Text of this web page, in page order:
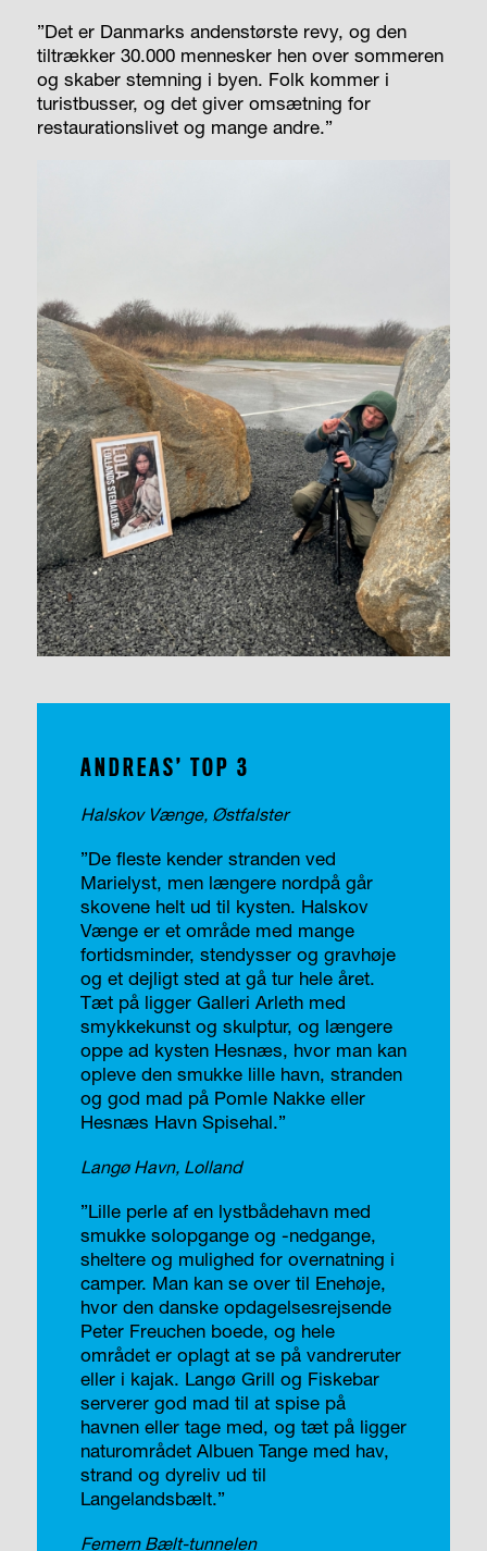
”Det er Danmarks andenstørste revy, og den
tiltrækker 30.000 mennesker hen over sommeren
og skaber stemning i byen. Folk kommer i
turistbusser, og det giver omsætning for
restaurationslivet og mange andre.”
ANDREAS’ TOP 3
Halskov Vænge, Østfalster
”De fleste kender stranden ved
Marielyst, men længere nordpå går
skovene helt ud til kysten. Halskov
Vænge er et område med mange
fortidsminder, stendysser og gravhøje
og et dejligt sted at gå tur hele året.
Tæt på ligger Galleri Arleth med
smykkekunst og skulptur, og længere
oppe ad kysten Hesnæs, hvor man kan
opleve den smukke lille havn, stranden
og god mad på Pomle Nakke eller
Hesnæs Havn Spisehal.”
Langø Havn, Lolland
”Lille perle af en lystbådehavn med
smukke solopgange og -nedgange,
sheltere og mulighed for overnatning i
camper. Man kan se over til Enehøje,
hvor den danske opdagelsesrejsende
Peter Freuchen boede, og hele
området er oplagt at se på vandreruter
eller i kajak. Langø Grill og Fiskebar
serverer god mad til at spise på
havnen eller tage med, og tæt på ligger
naturområdet Albuen Tange med hav,
strand og dyreliv ud til
Langelandsbælt.”
Femern Bælt-tunnelen